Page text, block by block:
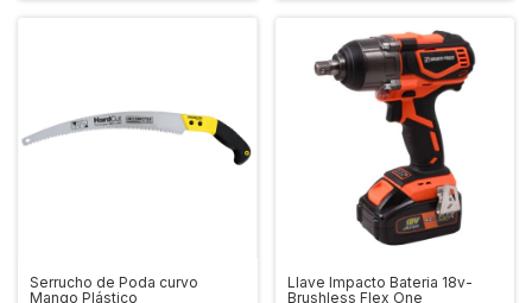
Serrucho de Poda curvo
Mango Plástico
Llave Impacto Bateria 18v-
Brushless Flex One